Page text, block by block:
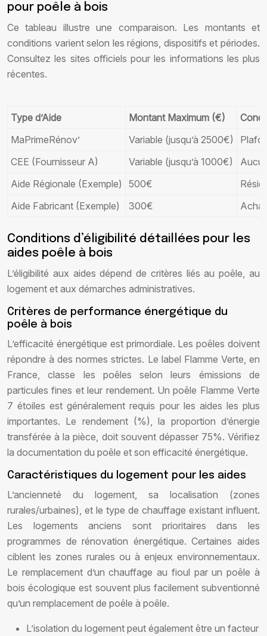
pour poêle à bois
Ce tableau illustre une comparaison. Les montants et
conditions varient selon les régions, dispositifs et périodes.
Consultez les sites officiels pour les informations les plus
récentes.
Type d’Aide Montant Maximum (€)
MaPrimeRénov’
Variable (jusqu’à 2500€)
CEE (Fournisseur A)
Variable (jusqu’à 1000€)
Aide Régionale (Exemple)
500€
Aide Fabricant (Exemple)
300€
Conditions d’éligibilité détaillées pour les
aides poêle à bois
L’éligibilité aux aides dépend de critères liés au poêle, au
logement et aux démarches administratives.
Critères de performance énergétique du
poêle à bois
L’efficacité énergétique est primordiale. Les poêles doivent
répondre à des normes strictes. Le label Flamme Verte, en
France, classe les poêles selon leurs émissions de
particules fines et leur rendement. Un poêle Flamme Verte
7 étoiles est généralement requis pour les aides les plus
importantes. Le rendement (%), la proportion d’énergie
transférée à la pièce, doit souvent dépasser 75%. Vérifiez
la documentation du poêle et son efficacité énergétique.
Caractéristiques du logement pour les aides
L’ancienneté du logement, sa localisation (zones
rurales/urbaines), et le type de chauffage existant influent.
Les logements anciens sont prioritaires dans les
programmes de rénovation énergétique. Certaines aides
ciblent les zones rurales ou à enjeux environnementaux.
Le remplacement d’un chauffage au fioul par un poêle à
bois écologique est souvent plus facilement subventionné
qu’un remplacement de poêle à poêle.
L’isolation du logement peut également être un facteur